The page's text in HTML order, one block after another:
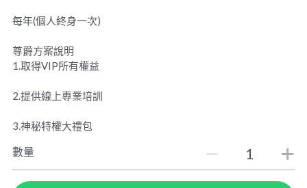
每年(個人終身一次)
尊爵方案說明
1.取得VIP所有權益
2.提供線上專業培訓
3.神秘特權大禮包
數量